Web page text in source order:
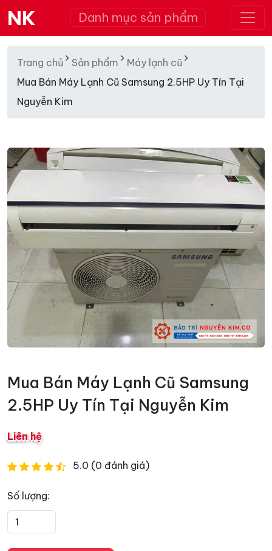
NK Danh mục sản phẩm
Trang chủ Sản phẩm
Máy lạnh cũ
Mua Bán Máy Lạnh Cũ Samsung 2.5HP Uy Tín Tại
Nguyễn Kim
Mua Bán Máy Lạnh Cũ Samsung
2.5HP Uy Tín Tại Nguyễn Kim
Liên hệ
5.0 (0 đánh giá)
Số lượng: